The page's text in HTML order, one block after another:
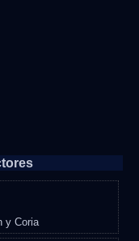
y Coria